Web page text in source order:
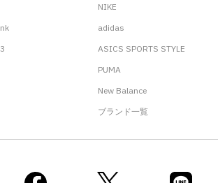
NIKE
adidas
ASICS SPORTS STYLE
PUMA
New Balance
ブランド一覧